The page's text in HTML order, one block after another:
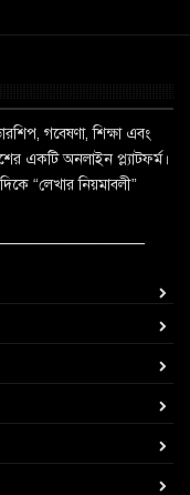
গবেষণা, শিক্ষা এবং
একটি অনলাইন প্ল্যাটফর্ম।
“লেখার নিয়মাবলী”